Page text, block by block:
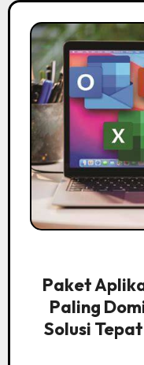
Paket
Paling
Solusi